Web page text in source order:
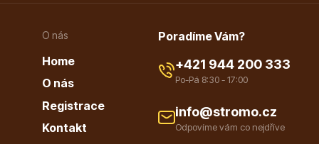
O nás
Home
O nás
Registrace
Kontakt
Poradíme Vám?
+421 944 200 333
Po-Pá 8:30 - 17:00
info@stromo.cz
Odpovíme vám co nejdříve